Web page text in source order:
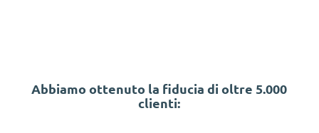
Abbiamo ottenuto la fiducia di oltre 5.000
clienti: